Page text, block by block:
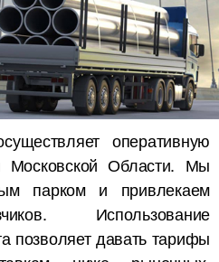
оперативную
Московской Области. Мы
парком и привлекаем
Использование
позволяет давать тарифы